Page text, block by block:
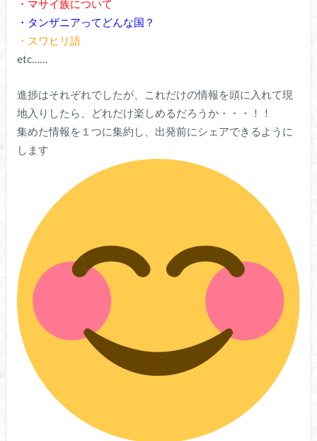
・マサイ族について
・タンザニアってどんな国？
・スワヒリ語
etc……
進捗はそれぞれでしたが、これだけの情報を頭に入れて現
地入りしたら、どれだけ楽しめるだろうか・・・！！
集めた情報を１つに集約し、出発前にシェアできるように
します